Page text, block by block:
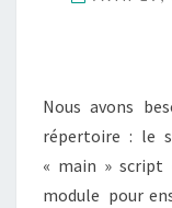
Nous avons
répertoire : le
« main »
module pour